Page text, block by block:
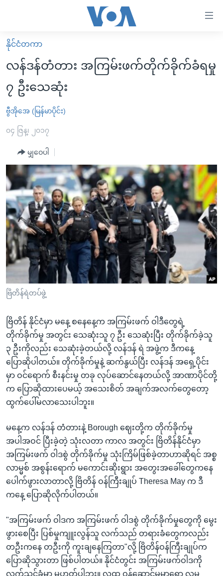
လွယ်ကူ
စေ
သည့်
Link
များ
ပင်မ
ကျော်
ကြည့်
ရန်
ပင်မ
အ
ညွန်း
စာမျက်နှာ
သို့
ကျော်
ကြည့်
ရှာဖွေ
ရန်
နေရာ
သို့
ကျော်
ရန်
မူလစာမျက်နှာ
မြန်မာ
ကမ္ဘာ့သတင်းများ
နိုင်ငံတကာ
အမေရိကန်
အစ္စရေး-ပါလက်စတိုင်း
ဗွီဒီယို
သတင်းလွတ်လပ်ခွင့်
အင်္ဂလိပ်စာလေ့လာမယ်
အမေရိကန်သုံးအီဒီယံ
မကြေးမုံရဲ့ အင်္ဂလိပ်စာ
ရုပ်ရှင်ထဲက အင်္ဂလိပ်စာ
သုတပဒေသာ အင်္ဂလိပ်စာ
အပတ်စဉ်ကဏ္ဍများ
ရေဒီယို
တီဗွီ
ရေဒီယိုနှင့်ရုပ်သံ အချက်အလက်များ
ရေဒီယို/တီဗွီအစီအစဉ်
Learning English
ဗွီအိုအေ လူမှုကွန်ယက်များ
ဘာသာစကားများ
နိုင်ငံတကာ
လန်ဒန်တံတား အကြမ်းဖက်တိုက်ခိုက်ခံရမှု
၇ ဦးသေဆုံး
ဗွီအိုအေ (မြန်မာပိုင်း)
၀၄ ဇြန္၊ ၂၀၁၇
မျှဝေပါ
ဗြိတိန်ရဲတပ်ဖွဲ့
ဗြိတိန် နိုင်ငံမှာ မနေ့ စနေနေ့က အကြမ်းဖက် ဝါဒီတွေရဲ့
တိုက်ခိုက်မှု အတွင်း သေဆုံးသူ ၇ ဦး သေဆုံးပြီး တိုက်ခိုက်ခဲ့သူ
၃ ဦးကိုလည်း သေဆုံးခဲ့တယ်လို့ လန်ဒန် ရဲ အဖွဲ့က ဒီကနေ့
ပြောဆိုပါတယ်။ တိုက်ခိုက်မှုနဲ့ ဆက်နွယ်ပြီး လန်ဒန် အရှေ့ပိုင်း
မှာ ဝင်ရောက် စီးနင်းမှု တခု လုပ်ဆောင်နေတယ်လို့ အာဏာပိုင်တို့
က ပြောဆိုထားပေမယ့် အသေးစိတ် အချက်အလက်တွေတော့
ထွက်ပေါ်မလာသေးပါဘူး။
မနေ့က လန်ဒန် တံတားနဲ့ Borough ဈေးတို့က တိုက်ခိုက်မှု
အပါအဝင် ပြီးခဲ့တဲ့ သုံးလတာ ကာလ အတွင်း ဗြိတိန်နိုင်ငံမှာ
အကြမ်းဖက် ဝါဒစွဲ တိုက်ခိုက်မှု သုံးကြိမ်ဖြစ်ခဲ့တာဟာဆိုရင် အစ္စ
လာမ္မစ် အစွန်းရောက် မကောင်းဆိုးရွား အတွေးအခေါ်တွေကနေ
ပေါက်ဖွားလာတာလို့ ဗြိတိန် ဝန်ကြီးချုပ် Theresa May က ဒီ
ကနေ့ ပြောဆိုလိုက်ပါတယ်။
"အကြမ်းဖက် ဝါဒက အကြမ်းဖက် ဝါဒစွဲ တိုက်ခိုက်မှုတွေကို မွေး
ဖွားစေပြီး ပြစ်မှုကျူးလွန်သူ လက်သည် တရားခံတွေကလည်း
တဦးကနေ တဦးကို ကူးချနေကြတာ"လို့ ဗြိတိန်ဝန်ကြီးချုပ်က
ပြောဆိုသွားတာ ဖြစ်ပါတယ်။ နိုင်ငံတွင်း အကြမ်းဖက်ဝါဒကို
လက်သင့်ခံမှာ မဟုတ်ပါဘူး။ လူထု ဝန်ဆောင်မှုမှာရော လူမှု